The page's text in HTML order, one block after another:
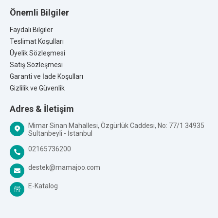
emzik deliklerinin kesinlikle büyütülmemesi gerekir.
Markanın Ait Olduğu Ülke:
Üretim Yeri:Türkiye
Kalite Belgeleri:
Önemli Bilgiler
Faydalı Bilgiler
Teslimat Koşulları
Üyelik Sözleşmesi
Satış Sözleşmesi
Garanti ve İade Koşulları
Gizlilik ve Güvenlik
Adres & İletişim
Mimar Sinan Mahallesi, Özgürlük Caddesi, No: 77/1 34935
Sultanbeyli - İstanbul
02165736200
destek@mamajoo.com
E-Katalog